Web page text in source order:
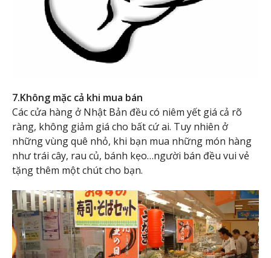
7.Không mặc cả khi mua bán
Các cửa hàng ở Nhật Bản đều có niêm yết giá cả rõ
ràng, không giảm giá cho bất cứ ai. Tuy nhiên ở
những vùng quê nhỏ, khi bạn mua những món hàng
như trái cây, rau củ, bánh kẹo…người bán đều vui vẻ
tặng thêm một chút cho bạn.